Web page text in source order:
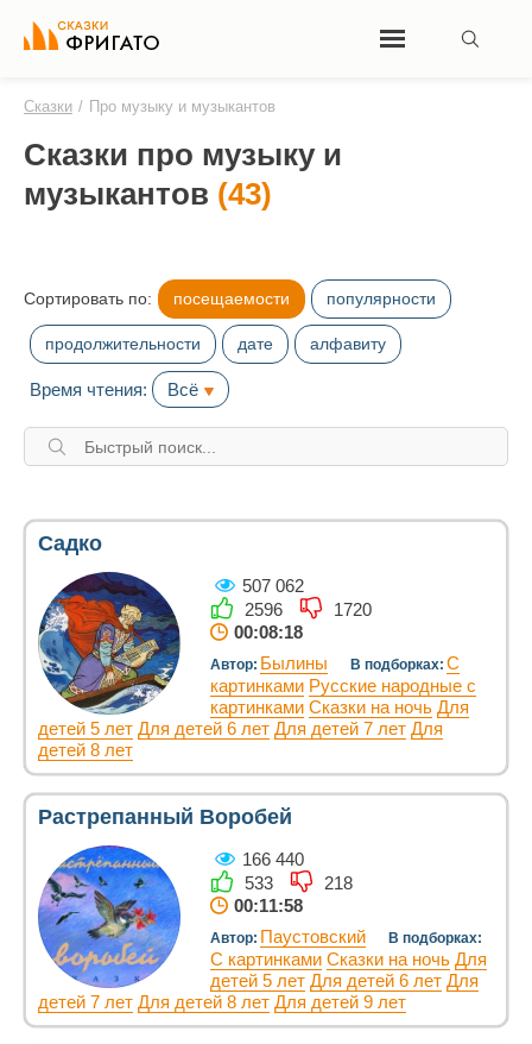
Сказки / Про музыку и музыкантов
Сказки про музыку и
музыкантов (43)
Сортировать по: посещаемости популярности
продолжительности дате алфавиту
Время чтения: Всё
Садко
507 062
2596
1720
00:08:18
Автор: Былины В подборках: С
картинками Русские народные с
картинками Сказки на ночь Для
детей 5 лет Для детей 6 лет Для детей 7 лет Для
детей 8 лет
Растрепанный Воробей
166 440
533
218
00:11:58
Автор: Паустовский В подборках:
С картинками Сказки на ночь Для
детей 5 лет Для детей 6 лет Для
детей 7 лет Для детей 8 лет Для детей 9 лет